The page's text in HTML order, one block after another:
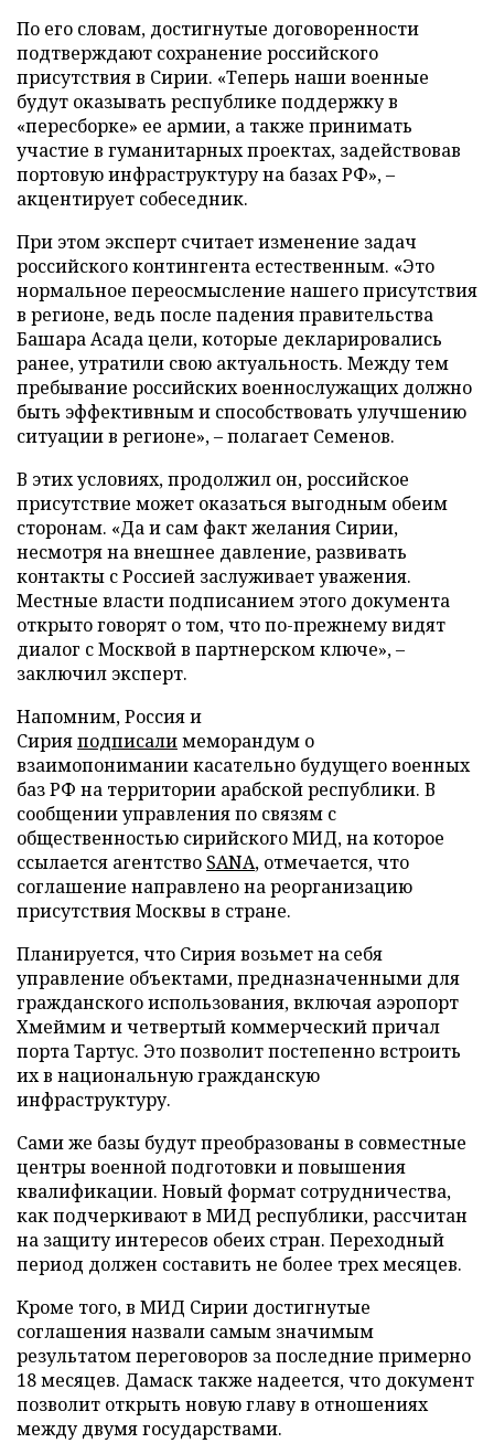
По его словам, достигнутые договоренности
подтверждают сохранение российского
присутствия в Сирии. «Теперь наши военные
будут оказывать республике поддержку в
«пересборке» ее армии, а также принимать
участие в гуманитарных проектах, задействовав
портовую инфраструктуру на базах РФ», –
акцентирует собеседник.
При этом эксперт считает изменение задач
российского контингента естественным. «Это
нормальное переосмысление нашего присутствия
в регионе, ведь после падения правительства
Башара Асада цели, которые декларировались
ранее, утратили свою актуальность. Между тем
пребывание российских военнослужащих должно
быть эффективным и способствовать улучшению
ситуации в регионе», – полагает Семенов.
В этих условиях, продолжил он, российское
присутствие может оказаться выгодным обеим
сторонам. «Да и сам факт желания Сирии,
несмотря на внешнее давление, развивать
контакты с Россией заслуживает уважения.
Местные власти подписанием этого документа
открыто говорят о том, что по-прежнему видят
диалог с Москвой в партнерском ключе», –
заключил эксперт.
Напомним, Россия и
Сирияподписалимеморандум о
взаимопонимании касательно будущего военных
баз РФ на территории арабской республики. В
сообщении управления по связям с
общественностью сирийского МИД, на которое
ссылается агентство SANA, отмечается, что
соглашение направлено на реорганизацию
присутствия Москвы в стране.
Планируется, что Сирия возьмет на себя
управление объектами, предназначенными для
гражданского использования, включая аэропорт
Хмеймим и четвертый коммерческий причал
порта Тартус. Это позволит постепенно встроить
их в национальную гражданскую
инфраструктуру.
Сами же базы будут преобразованы в совместные
центры военной подготовки и повышения
квалификации. Новый формат сотрудничества,
как подчеркивают в МИД республики, рассчитан
на защиту интересов обеих стран. Переходный
период должен составить не более трех месяцев.
Кроме того, в МИД Сирии достигнутые
соглашения назвали самым значимым
результатом переговоров за последние примерно
18 месяцев. Дамаск также надеется, что документ
позволит открыть новую главу в отношениях
между двумя государствами.